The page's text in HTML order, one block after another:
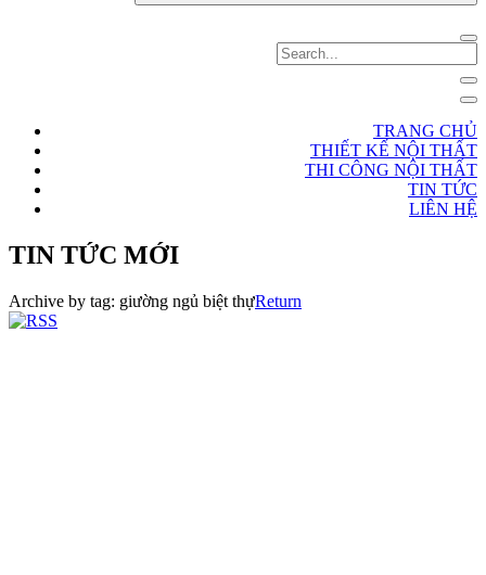
TRANG CHỦ
THIẾT KẾ NỘI THẤT
THI CÔNG NỘI THẤT
TIN TỨC
LIÊN HỆ
TIN TỨC MỚI
Archive by tag: giường ngủ biệt thựReturn